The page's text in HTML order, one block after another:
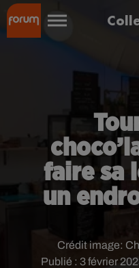
faire sa
un
Publié : 3 février
Crédit image: